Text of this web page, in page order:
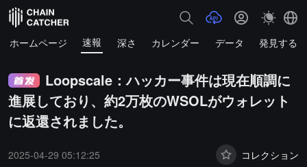
ホームページ 速報 深さ カレンダー データ 発見する
Loopscale：ハッカー事件は現在順調に
進展しており、約2万枚のWSOLがウォレット
に返還されました。
2025-04-29 05:12:25 コレクション